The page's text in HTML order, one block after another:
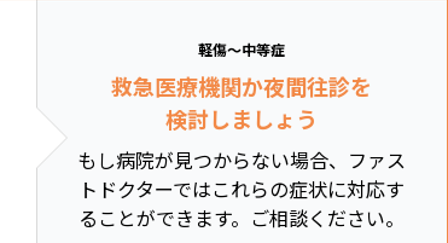
軽傷～中等症
救急医療機関か夜間往診を
検討しましょう
もし病院が見つからない場合、ファス
トドクターではこれらの症状に対応す
ることができます。ご相談ください。